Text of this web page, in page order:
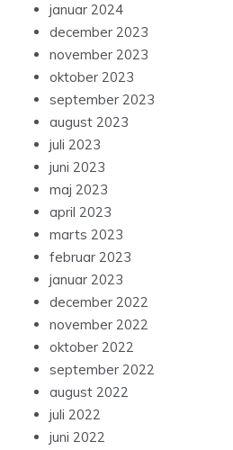
januar 2024
december 2023
november 2023
oktober 2023
september 2023
august 2023
juli 2023
juni 2023
maj 2023
april 2023
marts 2023
februar 2023
januar 2023
december 2022
november 2022
oktober 2022
september 2022
august 2022
juli 2022
juni 2022